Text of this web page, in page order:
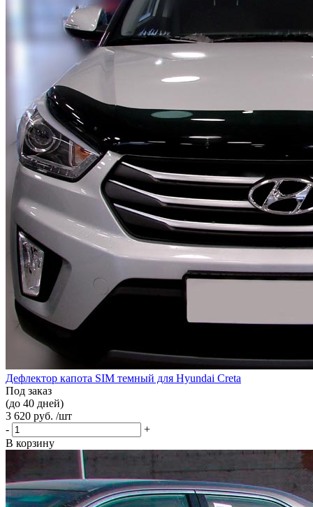
Дефлектор капота SIM темный для Hyundai Creta
Под заказ
(до 40 дней)
3 620 руб. /шт
-
+
В корзину